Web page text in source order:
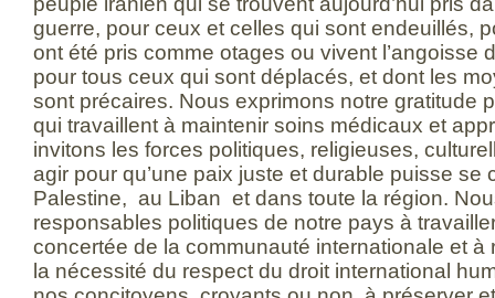
guerre, pour ceux et celles qui sont endeuillés,
ont été pris comme otages ou vivent l’angoisse
pour tous ceux qui sont déplacés, et dont les
sont précaires. Nous exprimons notre gratitude
qui travaillent à maintenir soins médicaux et
invitons les forces politiques, religieuses,
agir pour qu’une paix juste et durable puisse se
Palestine, au Liban et dans toute la région.
responsables politiques de notre pays à
concertée de la communauté internationale et à
la nécessité du respect du droit international